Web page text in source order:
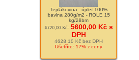
Teplákovina - úplet 100%
bavlna 280g/m2 - ROLE 15
kg/28bm
6720,00 Kč 5600,00 Kč s
DPH
4628,10 Kč bez DPH
Ušetříte: 17% z ceny